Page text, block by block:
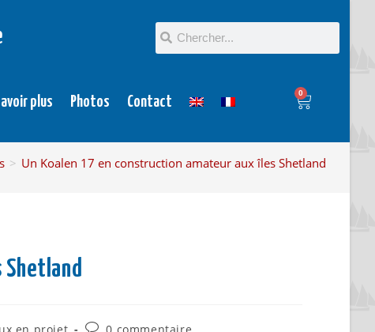
plus Photos Contact
0
> Un Koalen 17 en construction amateur aux îles Shetland
Shetland